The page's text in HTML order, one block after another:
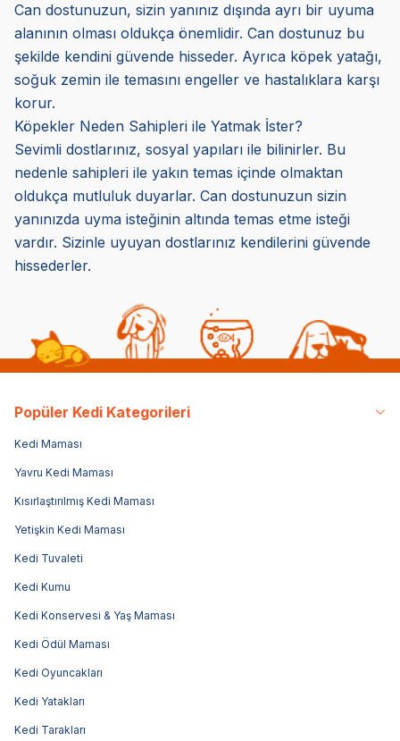
Can dostunuzun, sizin yanınız dışında ayrı bir uyuma
alanının olması oldukça önemlidir. Can dostunuz bu
şekilde kendini güvende hisseder. Ayrıca köpek yatağı,
soğuk zemin ile temasını engeller ve hastalıklara karşı
korur.
Köpekler Neden Sahipleri ile Yatmak İster?
Sevimli dostlarınız, sosyal yapıları ile bilinirler. Bu
nedenle sahipleri ile yakın temas içinde olmaktan
oldukça mutluluk duyarlar. Can dostunuzun sizin
yanınızda uyma isteğinin altında temas etme isteği
vardır. Sizinle uyuyan dostlarınız kendilerini güvende
hissederler.
Popüler Kedi Kategorileri
Kedi Maması
Yavru Kedi Maması
Kısırlaştırılmış Kedi Maması
Yetişkin Kedi Maması
Kedi Tuvaleti
Kedi Kumu
Kedi Konservesi & Yaş Maması
Kedi Ödül Maması
Kedi Oyuncakları
Kedi Yatakları
Kedi Tarakları